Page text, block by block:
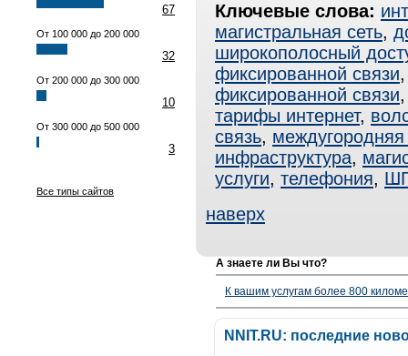
67
От 100 000 до 200 000
32
От 200 000 до 300 000
10
От 300 000 до 500 000
3
Все типы сайтов
Ключевые слова:
магистральная сеть,
широкополосный
фиксированной связи
фиксированной связи
тарифы интернет,
связь, междугородняя
инфраструктура,
услуги, телефония,
наверх
А знаете ли Вы что?
К вашим услугам более 800
NNIT.RU: последние